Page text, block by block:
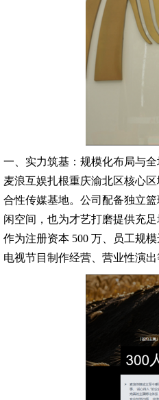
一、实力筑基：规模化布局与
麦浪互娱扎根重庆渝北区核心
合性传媒基地。公司配备独立
闲空间，也为才艺打磨提供充足
作为注册资本 500 万、员工规
电视节目制作经营、营业性演